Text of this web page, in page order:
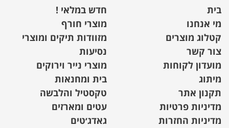
בית
מי אנחנו
קטלוג מוצרים
צור קשר
מועדון לקוחות
מיתוג
תקנון אתר
מדיניות פרטיות
מדיניות החזרות
חדש במלאי !
מוצרי חורף
מזוודות תיקים ומוצרי
נסיעות
מוצרי נייר וירוקים
בית ומחנאות
טקסטיל והלבשה
עטים ומארזים
גאדג׳טים